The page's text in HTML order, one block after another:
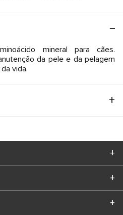
mineral para cães.
da pele e da pelagem